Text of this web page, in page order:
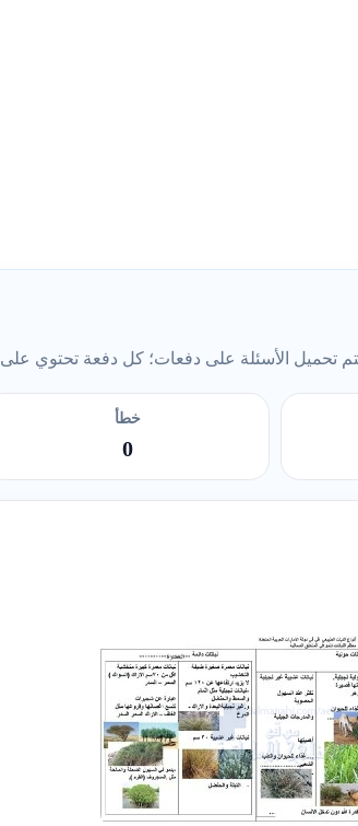
الأسئلة على دفعات؛ كل دفعة تحتوي على 5 أسئلة.
خطأ
0